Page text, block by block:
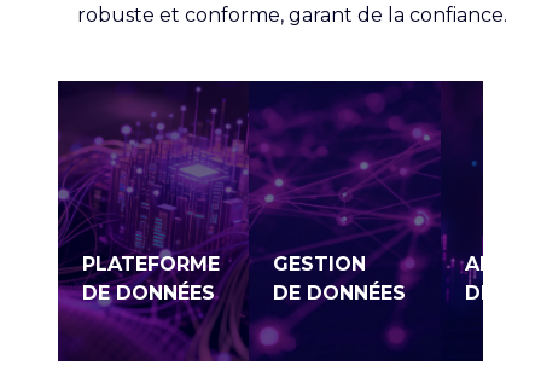
robuste et conforme, garant de la confiance.
PLATEFORME
DE DONNÉES
GESTION
DE DONNÉES
DE